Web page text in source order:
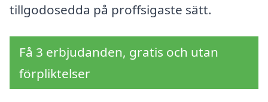
tillgodosedda på proffsigaste sätt.
Få 3 erbjudanden, gratis och utan
förpliktelser